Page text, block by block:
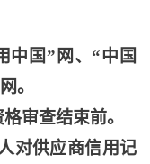
中国”网、“中国
。
审查结束前。
对供应商信用记